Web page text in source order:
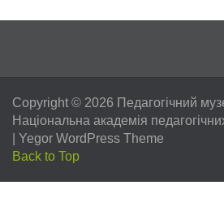
Copyright © 2026 Педагогічний
Національна академія
Yegor WordPress Theme
Back to Top